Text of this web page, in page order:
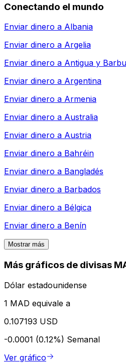
Conectando el mundo
Enviar dinero a Albania
Enviar dinero a Argelia
Enviar dinero a Antigua y
Enviar dinero a Argentina
Enviar dinero a Armenia
Enviar dinero a Australia
Enviar dinero a Austria
Enviar dinero a Bahréin
Enviar dinero a Bangladés
Enviar dinero a Barbados
Enviar dinero a Bélgica
Enviar dinero a Benín
Mostrar más
Más gráficos de divisas
Dólar estadounidense
1 MAD equivale a
0.107193 USD
-0.0001 (0.12%) Semanal
Ver gráfico